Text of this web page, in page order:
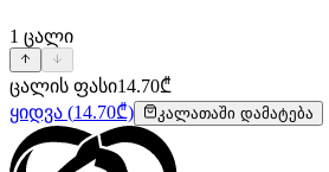
1 ცალი
ცალის ფასი14.70₾
ყიდვა (14.70₾) კალათაში დამატება